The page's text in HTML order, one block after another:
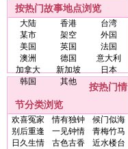
按热门故事地点浏览
大陆 香港
台湾
某市
架空
外国
美国
英国
法国
澳洲
德国
意大利
加拿大
新加坡
日本
韩国
其他
按热门情
节分类浏览
欢喜冤家 情有独钟
候门似海
别后重逢
一见钟情
青梅竹马
日久生情
古色古香
近水楼台